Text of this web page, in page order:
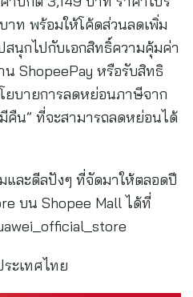
าท พร้อมให้โค้ดส่วนลดเพิ่ม
นุกไปกับเอกสิทธิ์ความคุ้มค่า
น ShopeePay หรือรับสิทธิ
บายการลดหย่อนภาษีจาก
คืน” ที่จะสามารถลดหย่อนได้
และดีลปังๆ ที่จัดมาให้ตลอดปี
บน Shopee Mall ได้ที่
ะเทศไทย